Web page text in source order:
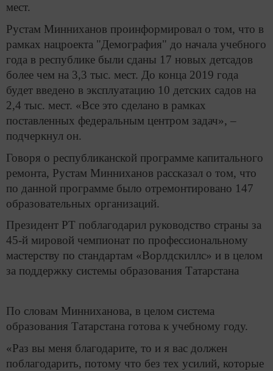
мест.
Рустам Минниханов проинформировал о том, что в
рамках нацроекта "Демография" до начала учебного
года в республике были сданы 17 новых детсадов
более чем на 3,3 тыс. мест. До конца 2019 года
будет введено в эксплуатацию 10 детских садов на
2,4 тыс. мест. «Все это сделано в рамках
поставленных федеральным центром задач», –
подчеркнул он.
Говоря о республиканской программе капитального
ремонта, Рустам Минниханов рассказал о том, что
по данной программе было отремонтировано 147
образовательных организаций.
Президент РТ поблагодарил руководство страны за
45-й мировой чемпионат по профессиональному
мастерству по стандартам «Ворлдскиллс» и в целом
за поддержку системы образования Татарстана
По словам Минниханова, в целом система
образования Татарстана готова к учебному году.
«Раз вы меня благодарите, то и я вас должен
поблагодарить, потому что без тех усилий, которые